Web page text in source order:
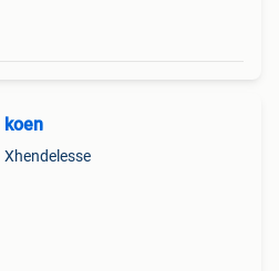
koen
Xhendelesse